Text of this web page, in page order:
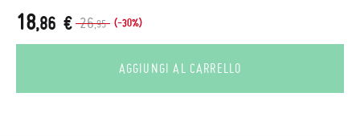
26,95 (-30%)
18,86 €
AGGIUNGI AL CARRELLO